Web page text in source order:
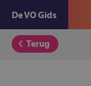
De VO Gids
Terug